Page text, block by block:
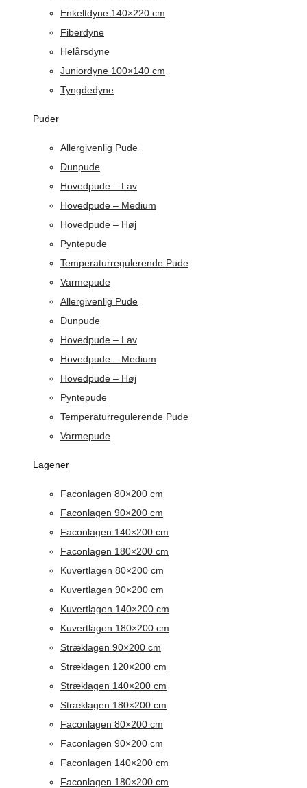
Enkeltdyne 140×220 cm
Fiberdyne
Helårsdyne
Juniordyne 100×140 cm
Tyngdedyne
Puder
Allergivenlig Pude
Dunpude
Hovedpude – Lav
Hovedpude – Medium
Hovedpude – Høj
Pyntepude
Temperaturregulerende Pude
Varmepude
Allergivenlig Pude
Dunpude
Hovedpude – Lav
Hovedpude – Medium
Hovedpude – Høj
Pyntepude
Temperaturregulerende Pude
Varmepude
Lagener
Faconlagen 80×200 cm
Faconlagen 90×200 cm
Faconlagen 140×200 cm
Faconlagen 180×200 cm
Kuvertlagen 80×200 cm
Kuvertlagen 90×200 cm
Kuvertlagen 140×200 cm
Kuvertlagen 180×200 cm
Stræklagen 90×200 cm
Stræklagen 120×200 cm
Stræklagen 140×200 cm
Stræklagen 180×200 cm
Faconlagen 80×200 cm
Faconlagen 90×200 cm
Faconlagen 140×200 cm
Faconlagen 180×200 cm